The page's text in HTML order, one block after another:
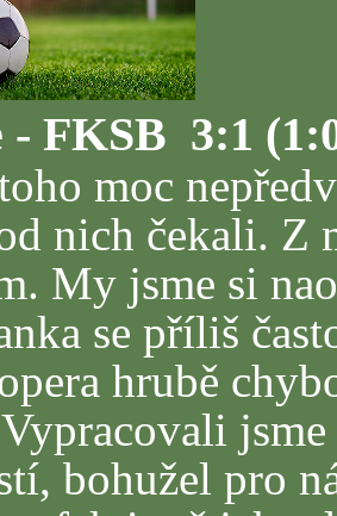
- FKSB 3:1
moc
nich čekali. Z
My jsme si
se příliš
hrubě
bohužel pro